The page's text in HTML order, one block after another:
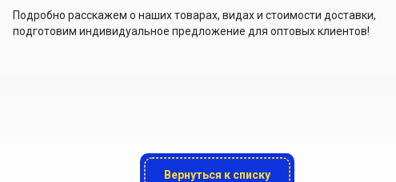
Подробно расскажем о наших товарах, видах и стоимости доставки,
подготовим индивидуальное предложение для оптовых клиентов!
Вернуться к списку